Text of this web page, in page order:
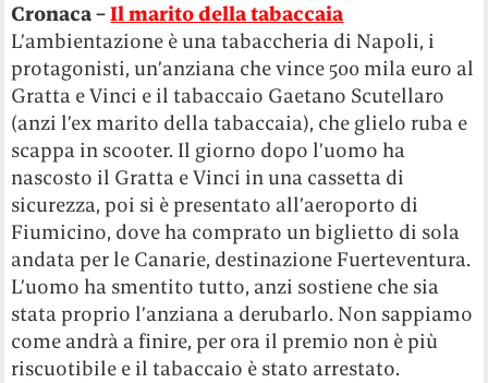
Cronaca –Il marito della tabaccaia
L’ambientazione è una tabaccheria di Napoli, i
protagonisti, un’anziana che vince 500 mila euro al
Gratta e Vinci e il tabaccaio Gaetano Scutellaro
(anzi l’ex marito della tabaccaia), che glielo ruba e
scappa in scooter. Il giorno dopo l’uomo ha
nascosto il Gratta e Vinci in una cassetta di
sicurezza, poi si è presentato all’aeroporto di
Fiumicino, dove ha comprato un biglietto di sola
andata per le Canarie, destinazione Fuerteventura.
L’uomo ha smentito tutto, anzi sostiene che sia
stata proprio l’anziana a derubarlo. Non sappiamo
come andrà a finire, per ora il premio non è più
riscuotibile e il tabaccaio è stato arrestato.